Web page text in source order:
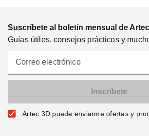
Suscríbete al boletín mensual de
Guías útiles, consejos prácticos y
Correo electrónico
Artec 3D puede enviarme ofertas y